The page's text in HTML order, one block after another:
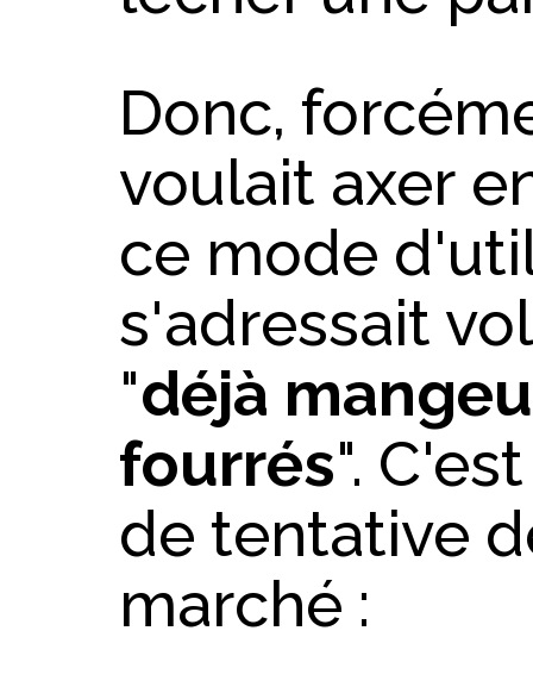
Donc,
voulait axer
ce mode
s'adressait
"déjà
fourrés".
de tentative
marché :